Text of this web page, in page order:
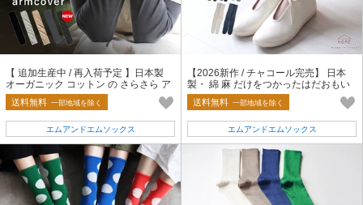
【 追加生産中 / 再入荷予定 】日本製
オーガニック コットン の さらさら ア
ームカバー【春夏の定番商品】
送料無料 一部地域を除く
エムアンドエムソックス
【2026新作 / チャコール完売】 日本
製・ 綿 麻 だけをつかったはだおもい
の レギンス【HOME】
送料無料 一部地域を除く
エムアンドエムソックス